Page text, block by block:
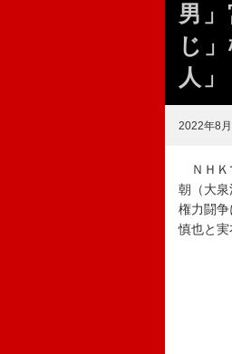
男
じ
人」
2022年8
ＮＨＫ
朝（大
権力闘
慎也と実